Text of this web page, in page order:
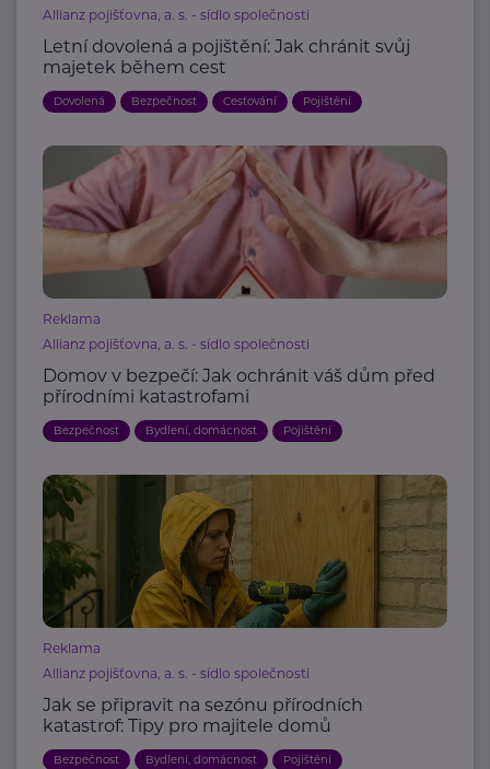
Allianz pojišťovna, a. s. - sídlo společnosti
Letní dovolená a pojištění: Jak chránit svůj
majetek během cest
Dovolená Bezpečnost Cestování Pojištění
Reklama
Allianz pojišťovna, a. s. - sídlo společnosti
Domov v bezpečí: Jak ochránit váš dům před
přírodními katastrofami
Bezpečnost Bydlení, domácnost Pojištění
Reklama
Allianz pojišťovna, a. s. - sídlo společnosti
Jak se připravit na sezónu přírodních
katastrof: Tipy pro majitele domů
Bezpečnost Bydlení, domácnost Pojištění